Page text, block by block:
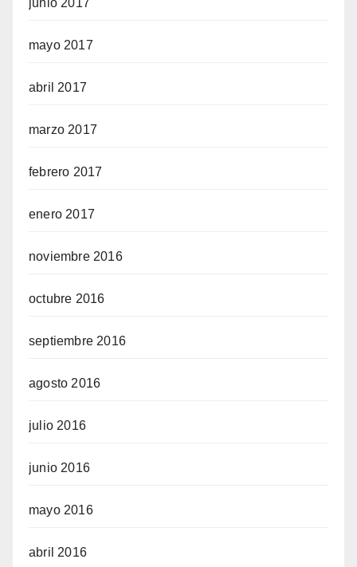
junio 2017
mayo 2017
abril 2017
marzo 2017
febrero 2017
enero 2017
noviembre 2016
octubre 2016
septiembre 2016
agosto 2016
julio 2016
junio 2016
mayo 2016
abril 2016